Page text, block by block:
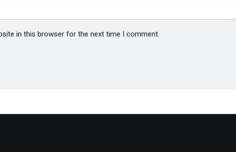
in this browser for the next time I comment.